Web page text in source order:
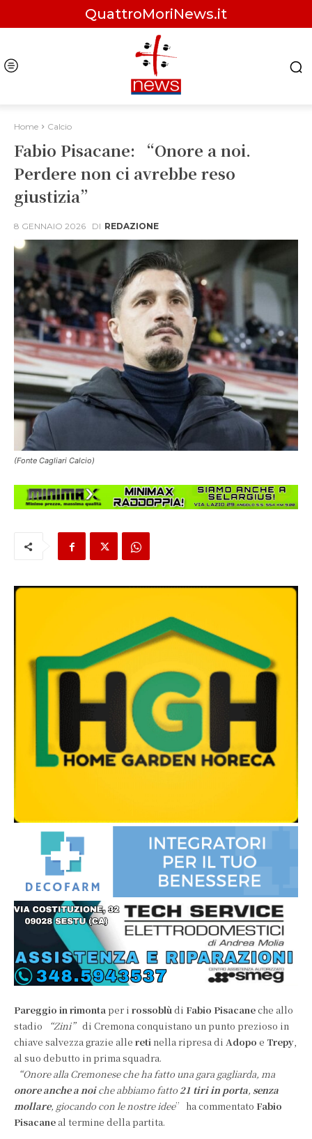
QuattroMoriNews.it
Home Calcio
Fabio Pisacane: “Onore a noi.
Perdere non ci avrebbe reso
giustizia”
8 GENNAIO 2026 DI REDAZIONE
(Fonte Cagliari Calcio)
Pareggio in rimonta per i rossoblù di Fabio Pisacaneche allo
stadio “Zini” di Cremona conquistano un punto prezioso in
chiave salvezza grazie alle reti nella ripresa di Adopo e Trepy
al suo debutto in prima squadra.
“Onore alla Cremonese che ha fatto una gara gagliarda, ma
onore anche a noiche abbiamo fatto 21 tiri in porta, senza
mollare, giocando con le nostre idee” ha commentato Fabio
Pisacane al termine della partita.